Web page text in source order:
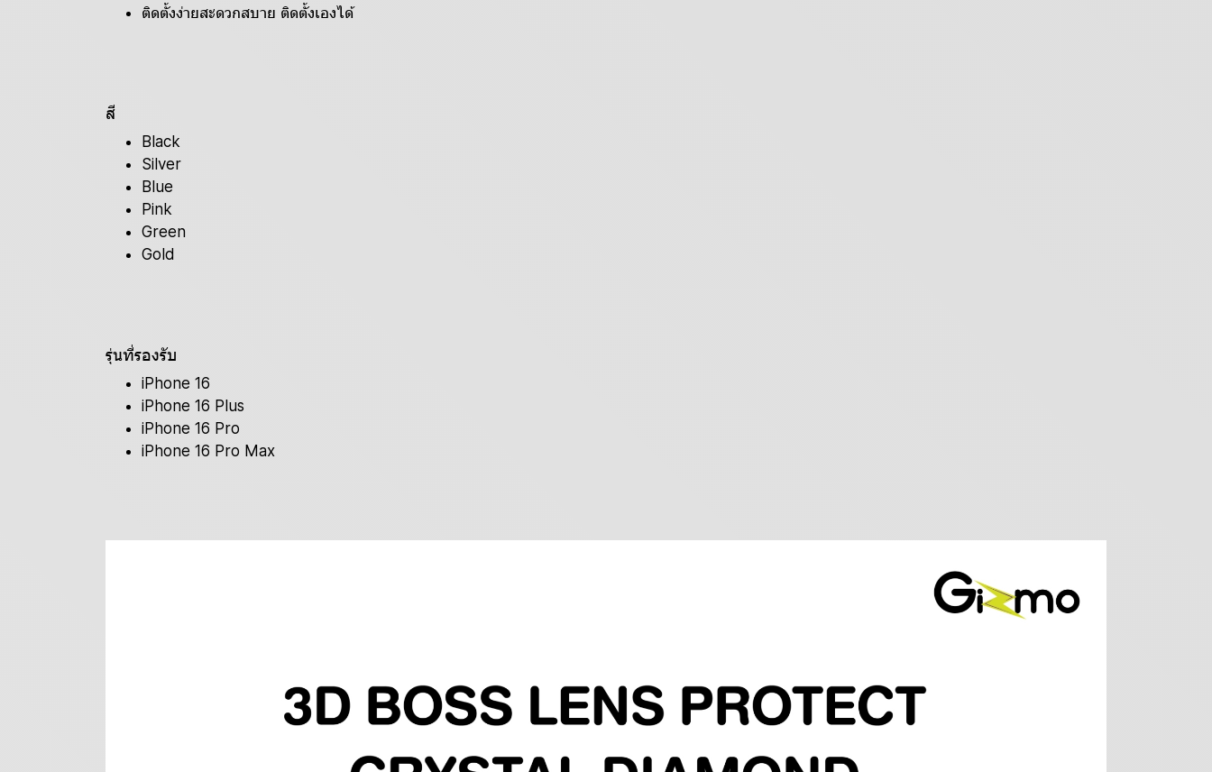
ติดตั้งง่ายสะดวกสบาย ติดตั้งเองได้
สี
Black
Silver
Blue
Pink
Green
Gold
รุ่นที่รองรับ
iPhone 16
iPhone 16 Plus
iPhone 16 Pro
iPhone 16 Pro Max